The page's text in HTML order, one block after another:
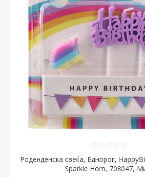
Роденденска свеќа, Еднорог,
Sparkle Horn, 708047,